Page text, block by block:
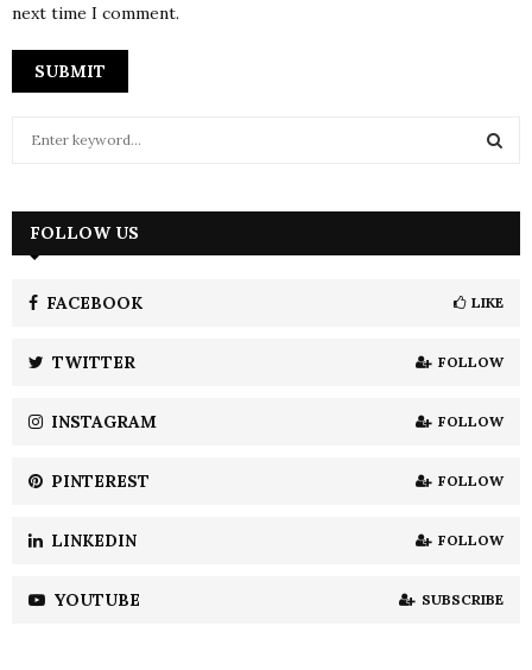
next time I comment.
h
H
FOLLOW US
FACEBOOK LIKE
TWITTER FOLLOW
INSTAGRAM FOLLOW
PINTEREST FOLLOW
LINKEDIN FOLLOW
YOUTUBE SUBSCRIBE